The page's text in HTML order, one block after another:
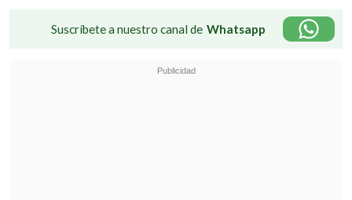
Suscríbete a nuestro canal de Whatsapp